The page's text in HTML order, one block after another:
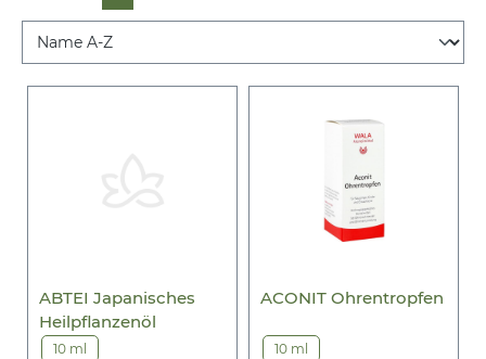
ABTEI Japanisches
Heilpflanzenöl
10 ml
ACONIT Ohrentropfen
10 ml